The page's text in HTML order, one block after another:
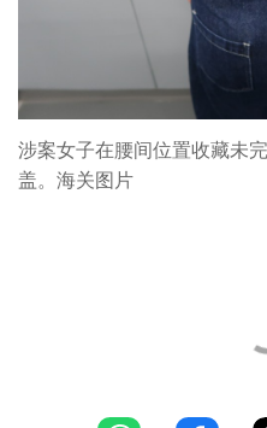
涉案女子在腰间位置收藏未
盖。海关图片